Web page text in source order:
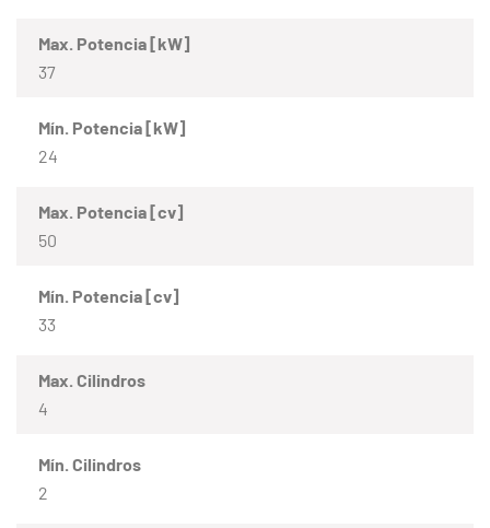
Max. Potencia [kW]
37
Mín. Potencia [kW]
24
Max. Potencia [cv]
50
Mín. Potencia [cv]
33
Max. Cilindros
4
Mín. Cilindros
2